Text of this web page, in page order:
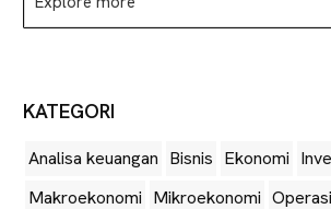
more
KATEGORI
Analisa keuangan Bisnis Ekonomi
Makroekonomi Mikroekonomi Operasi